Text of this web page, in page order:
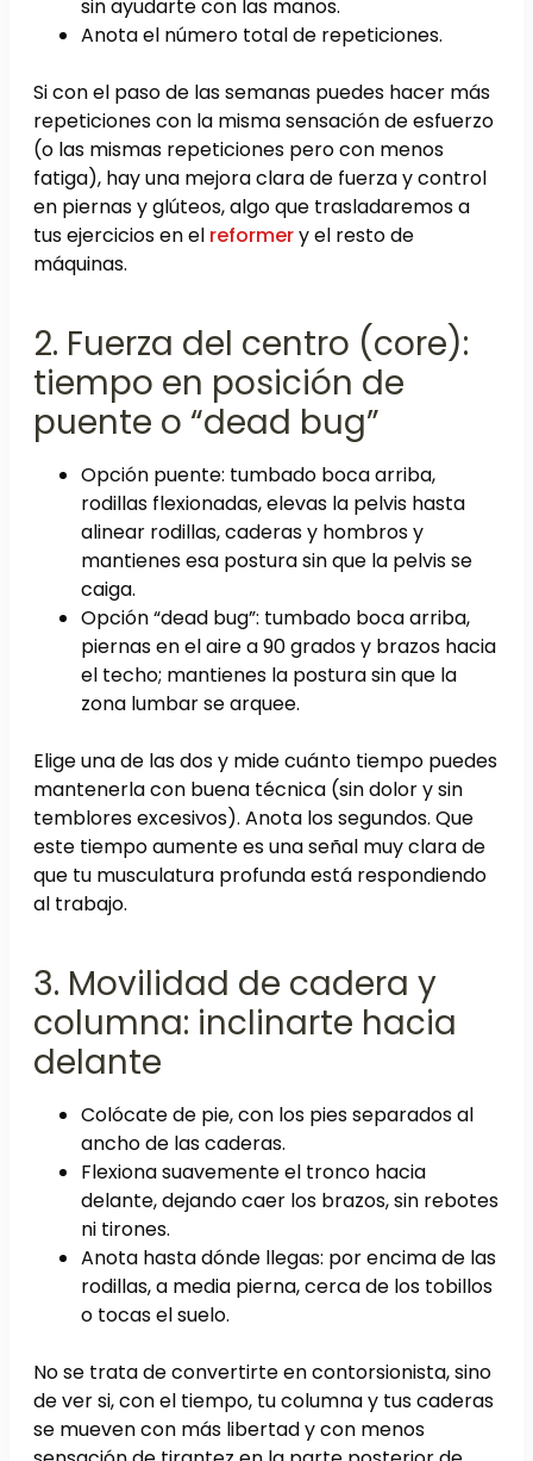
sin ayudarte con las manos.
Anota el número total de repeticiones.
Si con el paso de las semanas puedes hacer más
repeticiones con la misma sensación de esfuerzo
(o las mismas repeticiones pero con menos
fatiga), hay una mejora clara de fuerza y control
en piernas y glúteos, algo que trasladaremos a
tus ejercicios en el reformery el resto de
máquinas.
2. Fuerza del centro (core):
tiempo en posición de
puente o “dead bug”
Opción puente: tumbado boca arriba,
rodillas flexionadas, elevas la pelvis hasta
alinear rodillas, caderas y hombros y
mantienes esa postura sin que la pelvis se
caiga.
Opción “dead bug”: tumbado boca arriba,
piernas en el aire a 90 grados y brazos hacia
el techo; mantienes la postura sin que la
zona lumbar se arquee.
Elige una de las dos y mide cuánto tiempo puedes
mantenerla con buena técnica (sin dolor y sin
temblores excesivos). Anota los segundos. Que
este tiempo aumente es una señal muy clara de
que tu musculatura profunda está respondiendo
al trabajo.
3. Movilidad de cadera y
columna: inclinarte hacia
delante
Colócate de pie, con los pies separados al
ancho de las caderas.
Flexiona suavemente el tronco hacia
delante, dejando caer los brazos, sin rebotes
ni tirones.
Anota hasta dónde llegas: por encima de las
rodillas, a media pierna, cerca de los tobillos
o tocas el suelo.
No se trata de convertirte en contorsionista, sino
de ver si, con el tiempo, tu columna y tus caderas
se mueven con más libertad y con menos